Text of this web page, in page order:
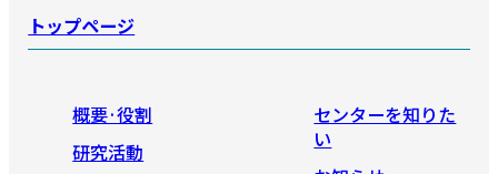
トップページ
概要·役割
研究活動
センターを知りた
い